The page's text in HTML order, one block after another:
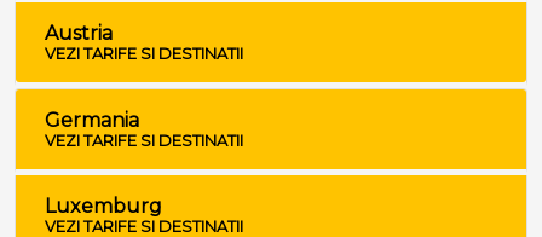
Austria
VEZI TARIFE SI DESTINATII
Germania
VEZI TARIFE SI DESTINATII
Luxemburg
VEZI TARIFE SI DESTINATII